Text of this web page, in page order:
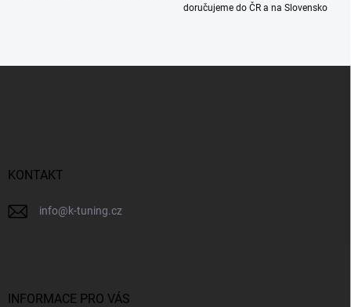
doručujeme do ČR a na Slovensko
KONTAKT
info@k-tuning.cz
INFORMACE PRO VÁS